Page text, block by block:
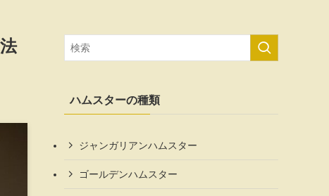
ハムスターの種類
ジャンガリアンハムスター
ゴールデンハムスター